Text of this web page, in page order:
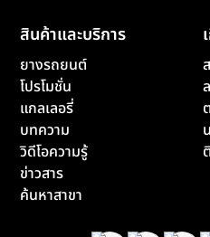
สินค้าและบริการ
ยางรถยนต์
โปรโมชั่น
แกลเลอรี่
บทความ
วิดีโอความรู้
ข่าวสาร
ค้นหาสาขา